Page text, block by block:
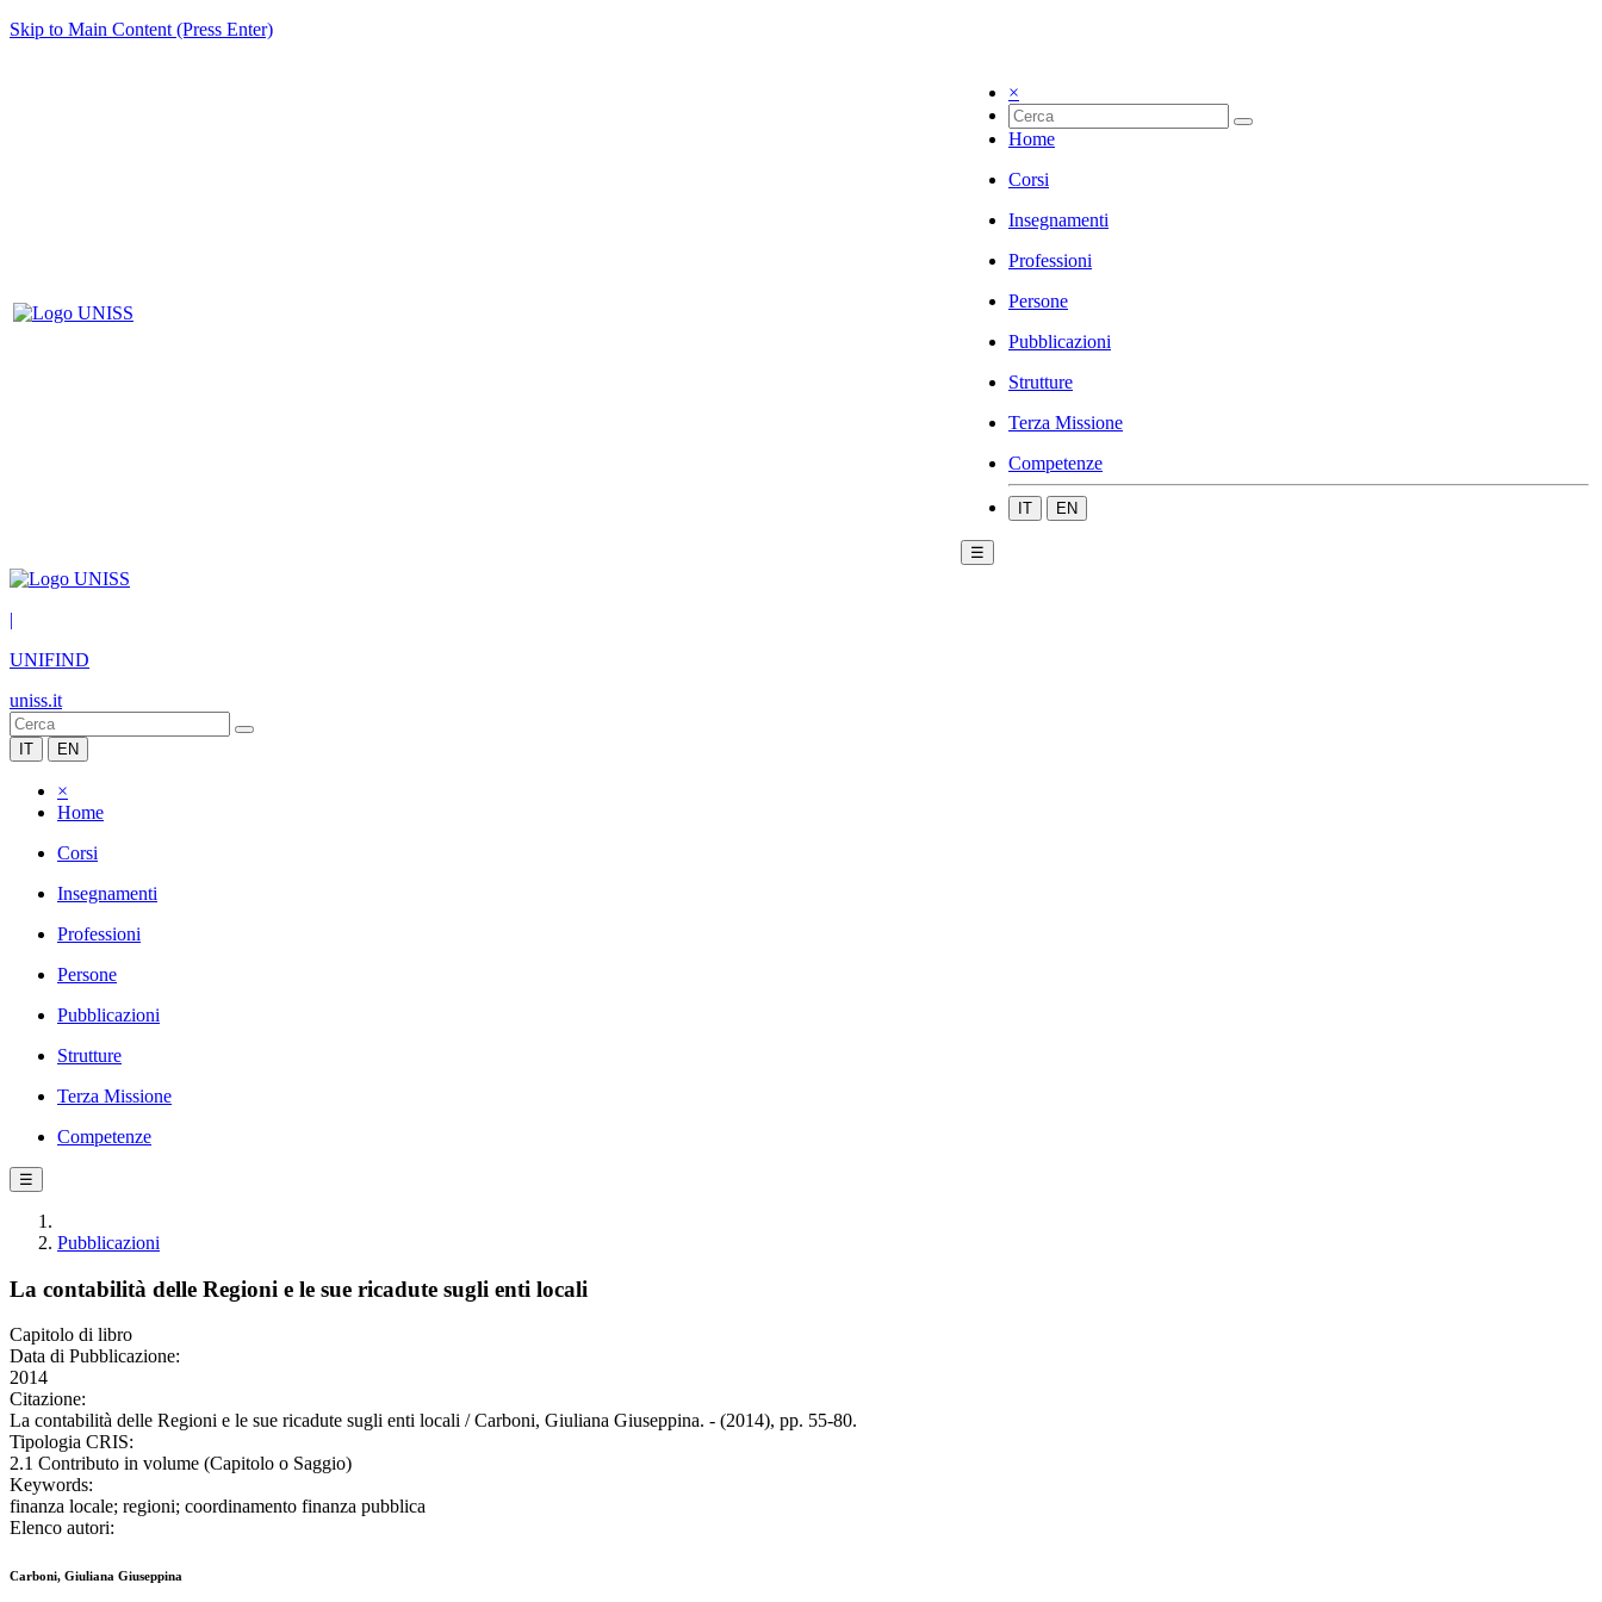
Skip to Main Content (Press Enter)
×
Home
Corsi
Insegnamenti
Professioni
Persone
Pubblicazioni
Strutture
Terza Missione
Competenze
IT EN
☰
|
UNIFIND
uniss.it
IT EN
×
Home
Corsi
Insegnamenti
Professioni
Persone
Pubblicazioni
Strutture
Terza Missione
Competenze
☰
Pubblicazioni
La contabilità delle Regioni e le sue ricadute sugli enti locali
Capitolo di libro
Data di Pubblicazione:
2014
Citazione:
La contabilità delle Regioni e le sue ricadute sugli enti locali / Carboni, Giuliana Giuseppina. - (2014), pp. 55-80.
Tipologia CRIS:
2.1 Contributo in volume (Capitolo o Saggio)
Keywords:
finanza locale; regioni; coordinamento finanza pubblica
Elenco autori:
Carboni, Giuliana Giuseppina